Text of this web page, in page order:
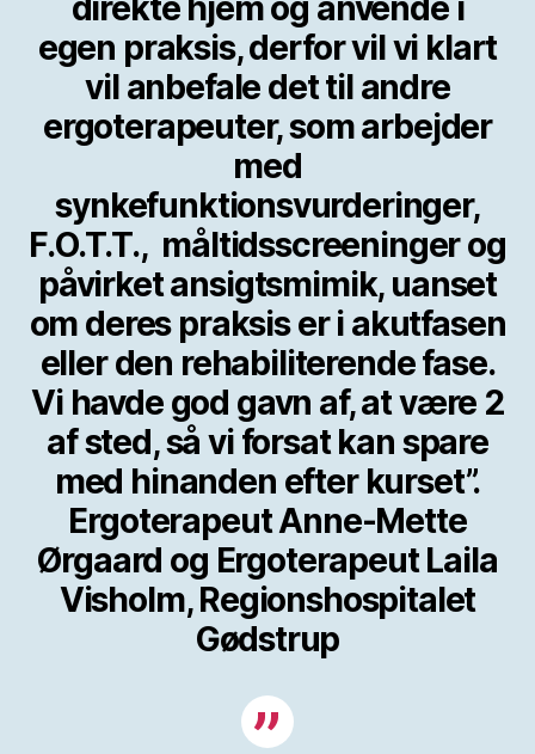
direkte hjem og anvende i
egen praksis, derfor vil vi klart
vil anbefale det til andre
ergoterapeuter, som arbejder
med
synkefunktionsvurderinger,
F.O.T.T., måltidsscreeninger og
påvirket ansigtsmimik, uanset
om deres praksis er i akutfasen
eller den rehabiliterende fase.
Vi havde god gavn af, at være 2
af sted, så vi forsat kan spare
med hinanden efter kurset”.
Ergoterapeut Anne-Mette
Ørgaard og Ergoterapeut Laila
Visholm, Regionshospitalet
Gødstrup